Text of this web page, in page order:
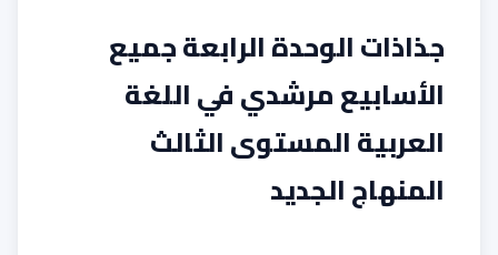
جذاذات الوحدة الرابعة جميع
الأسابيع مرشدي في اللغة
العربية المستوى الثالث
المنهاج الجديد